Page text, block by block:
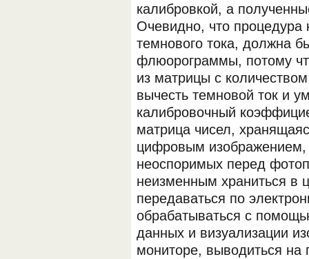
калибровкой, а
Очевидно, что процедура
темнового тока, должна
флюорограммы, потому
из матрицы с
вычесть темновой ток и
калибровочный
матрица чисел,
цифровым изображением,
неоспоримых перед
неизменным храниться в
передаваться по
обрабатываться с
данных и визуализации
мониторе, выводиться на